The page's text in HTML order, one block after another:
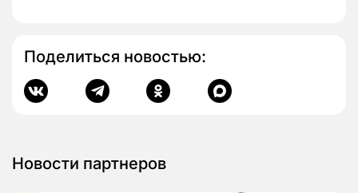
Поделиться новостью:
Новости партнеров